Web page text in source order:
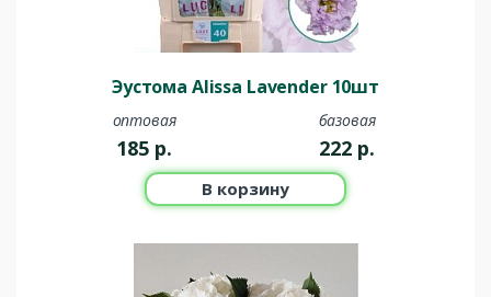
Эустома Alissa Lavender 10шт
оптовая
185 р.
базовая
222 р.
В корзину